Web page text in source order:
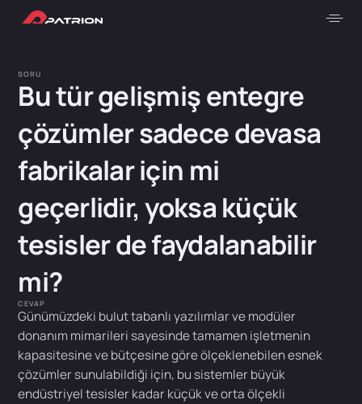
SORU
Bu tür gelişmiş entegre
çözümler sadece devasa
fabrikalar için mi
geçerlidir, yoksa küçük
tesisler de faydalanabilir
mi?
CEVAP
Günümüzdeki bulut tabanlı yazılımlar ve modüler
donanım mimarileri sayesinde tamamen işletmenin
kapasitesine ve bütçesine göre ölçeklenebilen esnek
çözümler sunulabildiği için, bu sistemler büyük
endüstriyel tesisler kadar küçük ve orta ölçekli